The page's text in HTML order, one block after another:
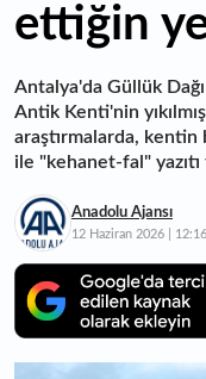
ettiğin
Antalya'da Güllük
Antik Kenti'nin
araştırmalarda, kentin
ile "kehanet-fal"
Anadolu Ajansı
12 Haziran 2026 | 12:16